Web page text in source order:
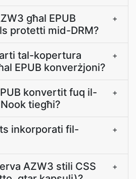
għal EPUB
protetti mid-DRM?
+
tal-kopertura
EPUB konverżjoni?
+
konvertit fuq il-
tiegħi?
+
inkorporati fil-
+
AZW3 stili CSS
+